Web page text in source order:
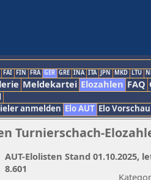
FAI FIN FRA GER GRE INA ITA JPN MKD LTU
Meldekartei Elozahlen FAQ
anmelden Elo AUT Elo Vorschau
Turnierschach-
AUT-Elolisten Stand 01.10.2025,
8.601